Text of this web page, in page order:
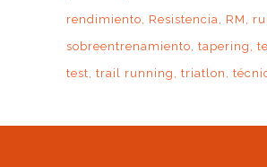
rendimiento
Resistencia RM
sobreentrenamiento tapering
test trail running triatlon